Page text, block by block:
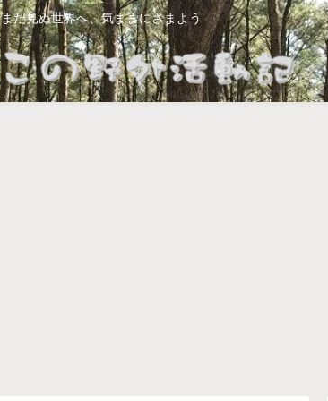
まだ見ぬ世界へ、気ままにさまよう